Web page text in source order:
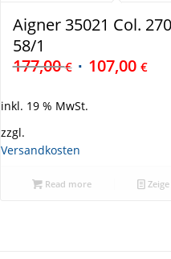
Aigner 35021 Col. 270
58/1
177,00€ 107,00 €
inkl. 19 % MwSt.
zzgl.
Versandkosten
Read more